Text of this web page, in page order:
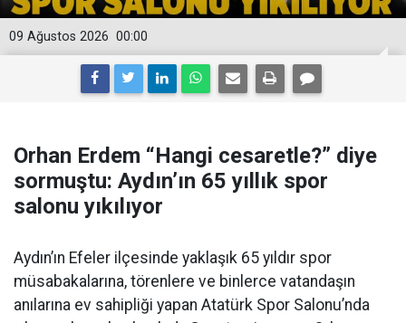
00:00
09 Ağustos 2026
Orhan Erdem “Hangi cesaretle?” diye
sormuştu: Aydın’ın 65 yıllık spor
salonu yıkılıyor
Aydın’ın Efeler ilçesinde yaklaşık 65 yıldır spor
müsabakalarına, törenlere ve binlerce vatandaşın
anılarına ev sahipliği yapan Atatürk Spor Salonu’nda